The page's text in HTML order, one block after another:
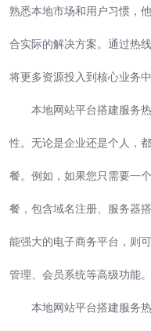
熟悉本地市场和用户习惯，
合实际的解决方案。通过热
将更多资源投入到核心业务中
本地网站平台搭建服务
性。无论是企业还是个人，
餐。例如，如果您只需要一
餐，包含域名注册、服务器
能强大的电子商务平台，则
管理、会员系统等高级功能。
本地网站平台搭建服务